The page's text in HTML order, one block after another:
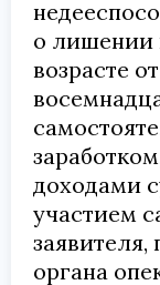
о лишении
возрасте
доходами
участием
заявителя,
органа